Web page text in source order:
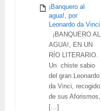
¡Banquero al
agua!, por
Leonardo da Vinci
¡BANQUERO AL
AGUA!, EN UN
RÍO LITERARIO.
Un chiste sabio
del gran Leonardo
da Vinci, recogido
de sus Aforismos,
[…]